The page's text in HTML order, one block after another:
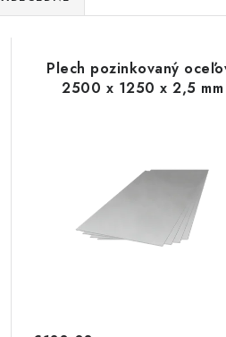
Plech pozinkovaný
2500 x 1250 x 2,5 mm